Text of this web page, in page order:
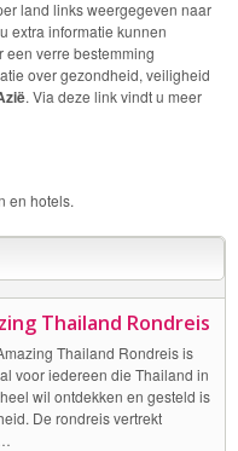
land links weergegeven naar
extra informatie kunnen
een verre bestemming
over gezondheid, veiligheid
. Via deze link vindt u meer
en hotels.
Thailand Rondreis
Thailand Rondreis is
voor iedereen die Thailand in
wil ontdekken en gesteld is
De rondreis vertrekt